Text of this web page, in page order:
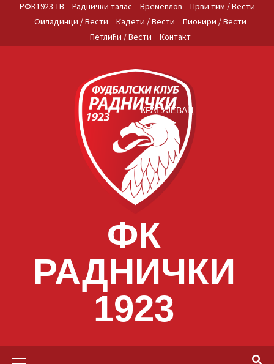
РФК1923 ТВ Раднички талас Времеплов
Први тим / Вести
Омладинци / Вести
Кадети / Вести
Пионири / Вести
Петлићи / Вести
Контакт
ФК
РАДНИЧКИ
1923
КРАГУЈЕВАЦ